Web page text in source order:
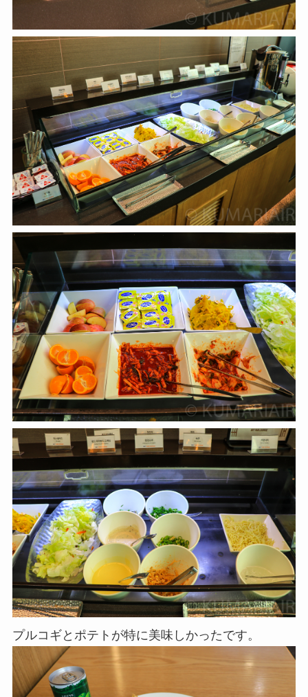
プルコギとポテトが特に美味しかったです。